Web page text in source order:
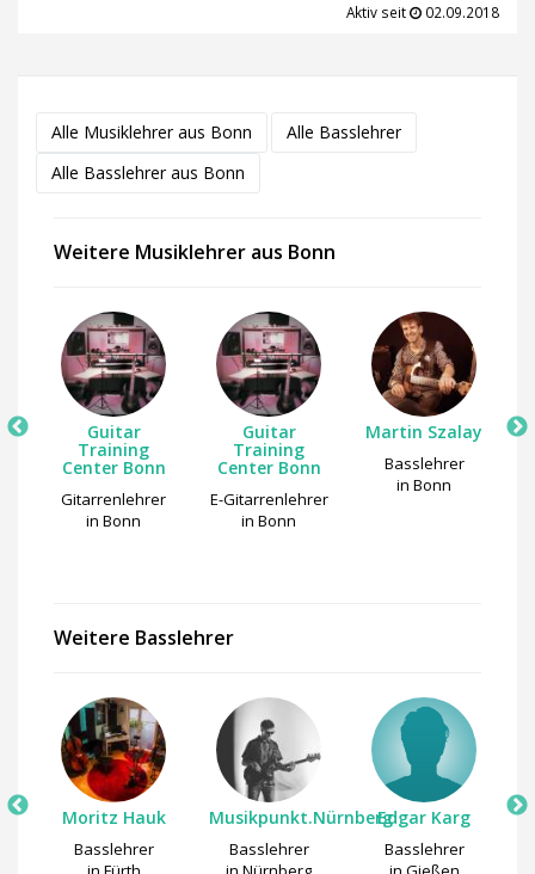
Aktiv seit 02.09.2018
Alle Musiklehrer aus Bonn
Alle Basslehrer
Alle Basslehrer aus Bonn
Weitere Musiklehrer aus Bonn
Guitar
Training
Center Bonn
Gitarrenlehrer
in Bonn
Guitar
Training
Center Bonn
E-Gitarrenlehrer
in Bonn
Martin Szalay
Basslehrer
in Bonn
Weitere Basslehrer
Moritz Hauk
Basslehrer
Musikpunkt.Nürnberg
Basslehrer
Edgar Karg
Basslehrer